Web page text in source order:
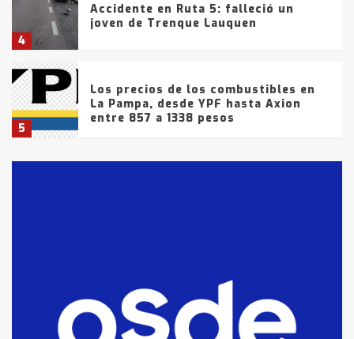
4
Accidente en Ruta 5: falleció un
joven de Trenque Lauquen
5
Los precios de los combustibles en
La Pampa, desde YPF hasta Axion
entre 857 a 1338 pesos
fueron detenidos por
comercialización de drogas en la
tarde del sábado